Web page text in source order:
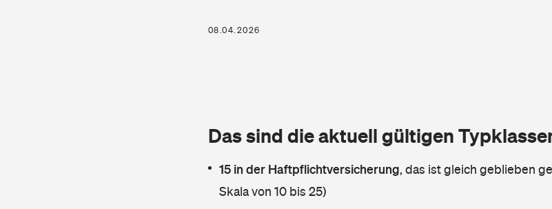
08.04.2026
Das sind die aktuell gültigen
15 in der Haftpflichtversicherung, das ist gleich geblieben
Skala von 10 bis 25)